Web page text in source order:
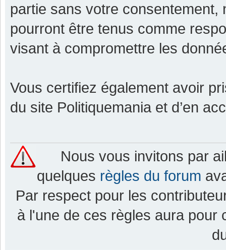
partie sans votre consentement,
pourront être tenus comme
visant à compromettre les
Vous certifiez également avoir
du site Politiquemania et d’en
Nous vous invitons par
quelques règles du forum
Par respect pour les
à l'une de ces règles aura pour